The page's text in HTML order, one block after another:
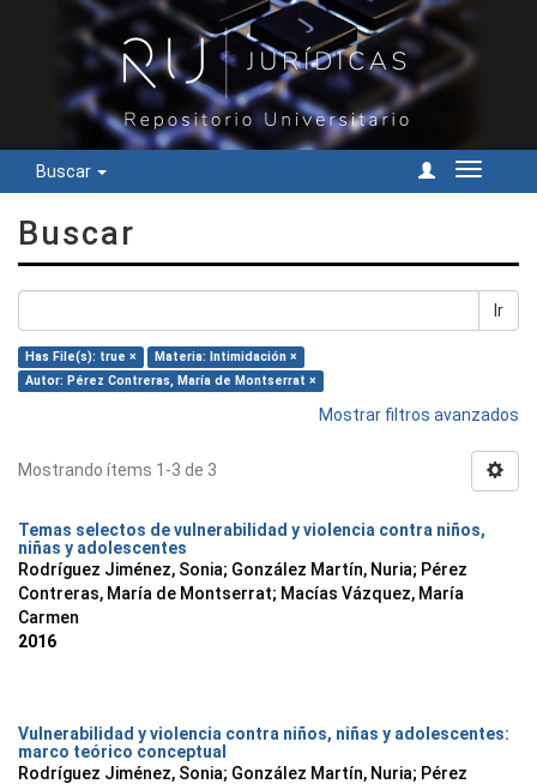
Buscar
Cambiar
Buscar
Ir
Has File(s): true ×
Materia: Intimidación ×
Autor: Pérez Contreras, María de Montserrat ×
Mostrar filtros avanzados
Mostrando ítems 1-3 de 3
Temas selectos de vulnerabilidad y violencia contra niños,
niñas y adolescentes
Rodríguez Jiménez, Sonia; González Martín, Nuria; Pérez
Contreras, María de Montserrat; Macías Vázquez, María
Carmen
2016
Vulnerabilidad y violencia contra niños, niñas y adolescentes:
marco teórico conceptual
Rodríguez Jiménez, Sonia; González Martín, Nuria; Pérez